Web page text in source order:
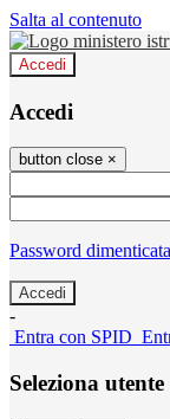
Salta al contenuto
Accedi
Accedi
button close ×
Password
-
Entra con SPID
Seleziona utente